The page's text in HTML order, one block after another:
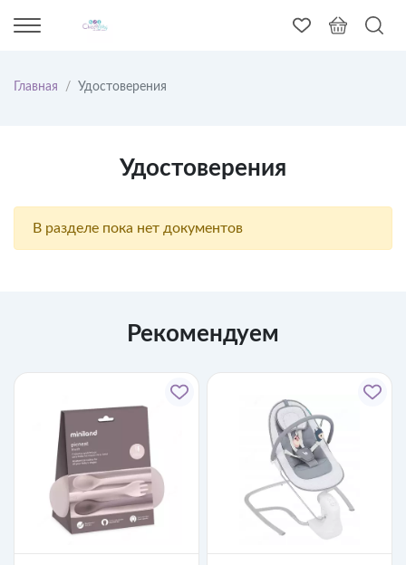
Главная Удостоверения
Удостоверения
В разделе пока нет документов
Рекомендуем